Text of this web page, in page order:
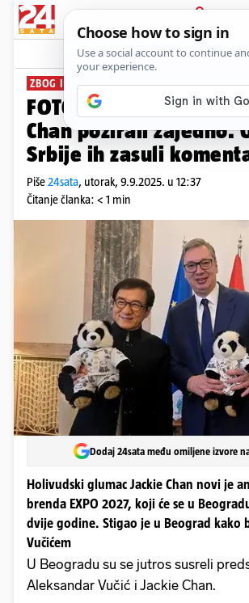
PRIJAVA
News
ZBOG IZLOŽBE EXPO
FOTO Aleksandar Vučić
Chan pozirali zajedno.
Srbije ih zasuli
Piše24sata, utorak, 9.9.2025. u 12:37
Čitanje članka: < 1 min
Dodaj 24sata među omiljene izvore
Holivudski glumac Jackie Chan novi je
brenda EXPO 2027, koji će se u
dvije godine. Stigao je u Beograd kako
Vučićem
U Beogradu su se jutros susreli
Aleksandar Vučić i Jackie Chan.